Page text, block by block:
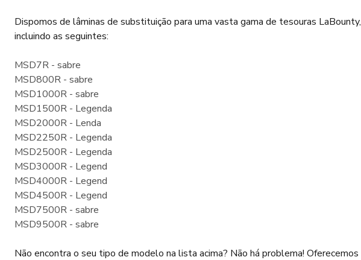
Dispomos de lâminas de substituição para uma vasta gama de tesouras LaBounty,
incluindo as seguintes:
MSD7R - sabre
MSD800R - sabre
MSD1000R - sabre
MSD1500R - Legenda
MSD2000R - Lenda
MSD2250R - Legenda
MSD2500R - Legenda
MSD3000R - Legend
MSD4000R - Legend
MSD4500R - Legend
MSD7500R - sabre
MSD9500R - sabre
Não encontra o seu tipo de modelo na lista acima? Não há problema! Oferecemos